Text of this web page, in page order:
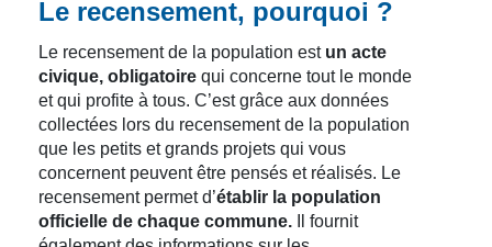
Le recensement, pourquoi ?
Le recensement de la population est un acte
civique, obligatoire qui concerne tout le monde
et qui profite à tous. C’est grâce aux données
collectées lors du recensement de la population
que les petits et grands projets qui vous
concernent peuvent être pensés et réalisés. Le
recensement permet d’établir la population
officielle de chaque commune. Il fournit